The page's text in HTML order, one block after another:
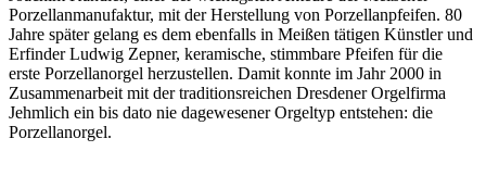
Porzellanmanufaktur, mit der Herstellung von Porzellanpfeifen. 80
Jahre später gelang es dem ebenfalls in Meißen tätigen Künstler und
Erfinder Ludwig Zepner, keramische, stimmbare Pfeifen für die
erste Porzellanorgel herzustellen. Damit konnte im Jahr 2000 in
Zusammenarbeit mit der traditionsreichen Dresdener Orgelfirma
Jehmlich ein bis dato nie dagewesener Orgeltyp entstehen: die
Porzellanorgel.